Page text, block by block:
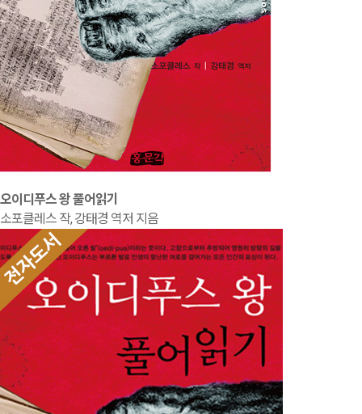
오이디푸스 왕 풀어읽기
소포클레스 작, 강태경 역저 지음